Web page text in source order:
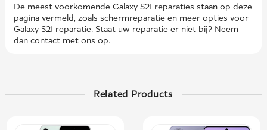
De meest voorkomende Galaxy S21 reparaties staan ​​op deze
pagina vermeld, zoals schermreparatie en meer opties voor
Galaxy S21 reparatie. Staat uw reparatie er niet bij? Neem
dan contact met ons op.
Related Products